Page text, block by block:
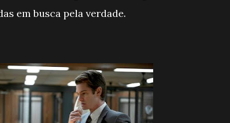
em busca pela verdade.